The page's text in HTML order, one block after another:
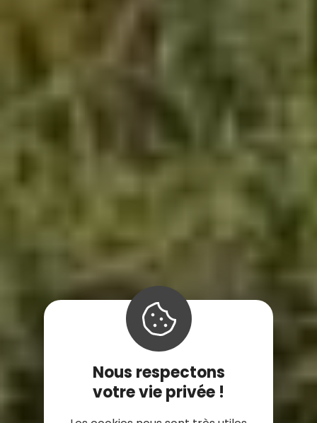
Nous respectons
votre vie privée !